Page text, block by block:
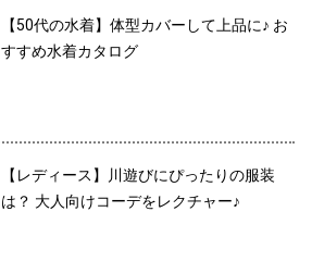
【50代の水着】体型カバーして上品に♪ お
すすめ水着カタログ
【レディース】川遊びにぴったりの服装
は？ 大人向けコーデをレクチャー♪